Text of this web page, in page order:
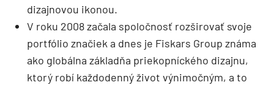
dizajnovou ikonou.
V roku 2008 začala spoločnosť rozširovať svoje
portfólio značiek a dnes je Fiskars Group známa
ako globálna základňa priekopníckého dizajnu,
ktorý robí každodenný život výnimočným, a to